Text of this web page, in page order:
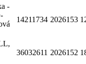
-
14211734 2026153
36032611 2026152